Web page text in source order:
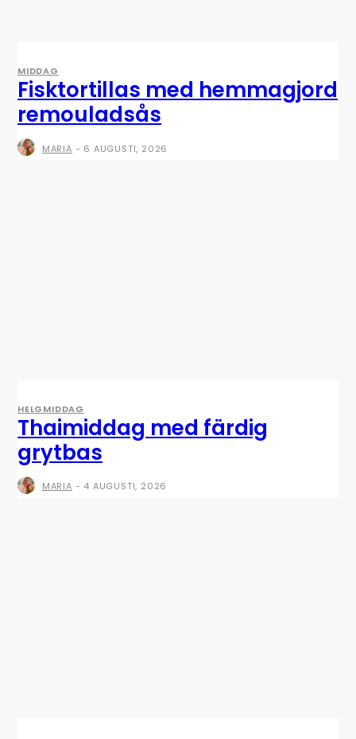
MIDDAG
Fisktortillas med hemmagjord
remouladsås
MARIA - 6 AUGUSTI, 2026
HELGMIDDAG
Thaimiddag med färdig
grytbas
MARIA - 4 AUGUSTI, 2026